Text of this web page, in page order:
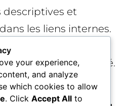
descriptives et
les liens internes.
la compréhension
la citabilité.
secteur :
your experience,
and analyze
which cookies to allow
. Click Accept All to